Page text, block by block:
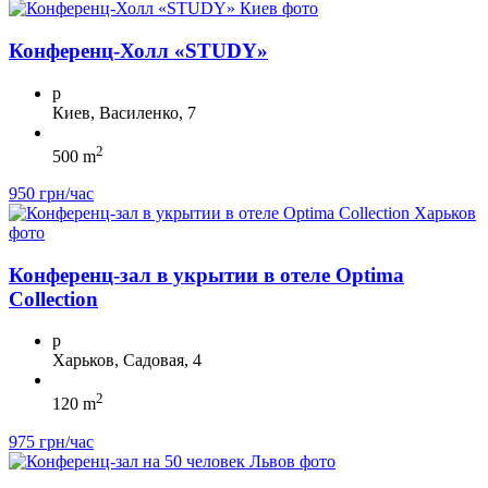
Конференц-Холл «STUDY»
p
Киев, Василенко, 7
500 m2
950 грн/час
Конференц-зал в укрытии в отеле Optima
Collection
p
Харьков, Садовая, 4
120 m2
975 грн/час